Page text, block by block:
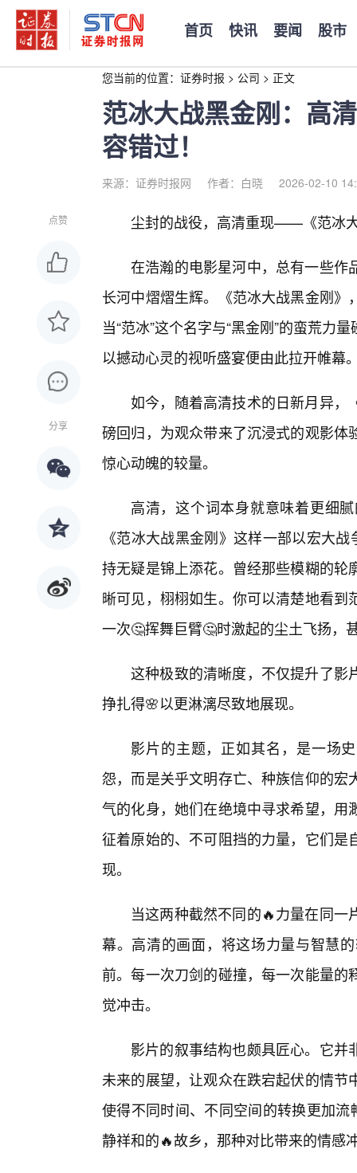
首页 快讯 要闻 股市
您当前的位置： 证券时报 > 公司 > 正文
范冰大战黑金刚：高
容错过！
来源：证券时报网 作者：白晓 2026-02-10
点赞
分享
尘封的战役，高清重现——《范冰
在浩瀚的电影星河中，总有一些作
长河中熠熠生辉。《范冰大战黑金刚
当“范冰”这个名字与“黑金刚”的蛮荒力
以撼动心灵的视听盛宴便由此拉开帷幕
如今，随着高清技术的日新月异，
磅回归，为观众带来了沉浸式的观影
惊心动魄的较量。
高清，这个词本身就意味着更细
《范冰大战黑金刚》这样一部以宏大
持无疑是锦上添花。曾经那些模糊的
晰可见，栩栩如生。你可以清楚地看
一次🤔挥舞巨臂🤔时激起的尘土飞扬，
这种极致的清晰度，不仅提升了影
挣扎得🌸以更淋漓尽致地展现。
影片的主题，正如其名，是一场
怨，而是关乎文明存亡、种族信仰的
气的化身，她们在绝境中寻求希望，
征着原始的、不可阻挡的力量，它们
现。
当这两种截然不同的🔥力量在同
幕。高清的画面，将这场力量与智慧
前。每一次刀剑的碰撞，每一次能量
觉冲击。
影片的叙事结构也颇具匠心。它
未来的展望，让观众在跌宕起伏的情
使得不同时间、不同空间的转换更加
静祥和的🔥故乡，那种对比带来的情感